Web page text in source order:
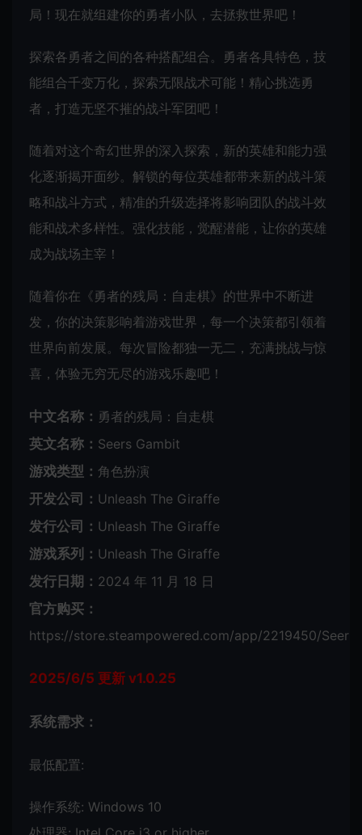
局！现在就组建你的勇者小队，去拯救世界吧！
探索各勇者之间的各种搭配组合。勇者各具特色，技
能组合千变万化，探索无限战术可能！精心挑选勇
者，打造无坚不摧的战斗军团吧！
随着对这个奇幻世界的深入探索，新的英雄和能力强
化逐渐揭开面纱。解锁的每位英雄都带来新的战斗策
略和战斗方式，精准的升级选择将影响团队的战斗效
能和战术多样性。强化技能，觉醒潜能，让你的英雄
成为战场主宰！
随着你在《勇者的残局：自走棋》的世界中不断进
发，你的决策影响着游戏世界，每一个决策都引领着
世界向前发展。每次冒险都独一无二，充满挑战与惊
喜，体验无穷无尽的游戏乐趣吧！
中文名称： 勇者的残局：自走棋
英文名称： Seers Gambit
游戏类型： 角色扮演
开发公司： Unleash The Giraffe
发行公司： Unleash The Giraffe
游戏系列： Unleash The Giraffe
发行日期： 2024 年 11 月 18 日
官方购买：
https://store.steampowered.com/app/2219450/
2025/6/5 更新 v1.0.25
系统需求：
最低配置:
操作系统: Windows 10